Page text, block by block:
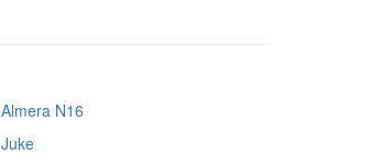
Almera N16
Juke